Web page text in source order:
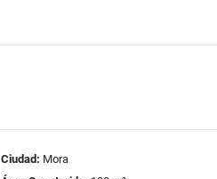
Ciudad: Mora